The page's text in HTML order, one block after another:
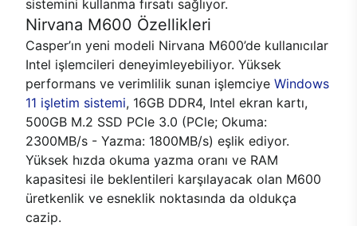
sistemini kullanma fırsatı sağlıyor.
Nirvana M600 Özellikleri
Casper’ın yeni modeli Nirvana M600’de kullanıcılar
Intel işlemcileri deneyimleyebiliyor. Yüksek
performans ve verimlilik sunan işlemciye Windows
11 işletim sistemi, 16GB DDR4, Intel ekran kartı,
500GB M.2 SSD PCle 3.0 (PCle; Okuma:
2300MB/s - Yazma: 1800MB/s) eşlik ediyor.
Yüksek hızda okuma yazma oranı ve RAM
kapasitesi ile beklentileri karşılayacak olan M600
üretkenlik ve esneklik noktasında da oldukça
cazip.